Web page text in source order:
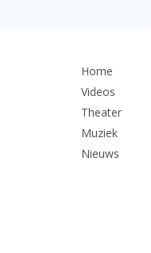
Home
Videos
Theater
Muziek
Nieuws